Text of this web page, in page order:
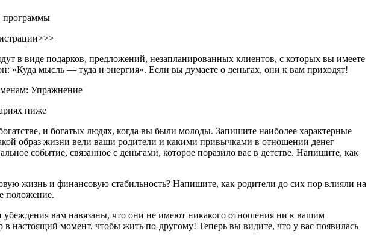
программы
в виде подарков, предложений, незапланированных клиентов, с которых вы имеете
мысль — туда и энергия». Если вы думаете о деньгах, они к вам приходят!
Упражнение
ниже
и богатых людях, когда вы были молоды. Запишите наиболее характерные
образ жизни вели ваши родители и какими привычками в отношении денег
событие, связанное с деньгами, которое поразило вас в детстве. Напишите, как
жизнь и финансовую стабильность? Напишите, как родители до сих пор влияли на
положение.
вам навязаны, что они не имеют никакого отношения ни к вашим
момент, чтобы жить по-другому! Теперь вы видите, что у вас появилась